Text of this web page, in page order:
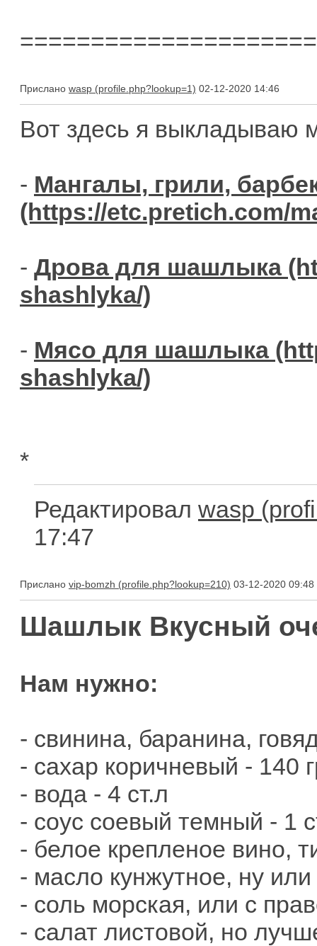
Прислано wasp 02-12-2020 14:46
Вот здесь я выкладываю
- Мангалы, грили,
- Дрова для шашлыка
- Мясо для шашлыка
*
Редактировал wasp
17:47
Прислано vip-bomzh 03-12-2020 09:48
Шашлык Вкусный
Нам нужно:
- свинина, баранина,
- сахар коричневый - 140
- вода - 4 ст.л
- соус соевый темный - 1
- белое крепленое вино,
- масло кунжутное, ну или
- соль морская, или с
- салат листовой, но